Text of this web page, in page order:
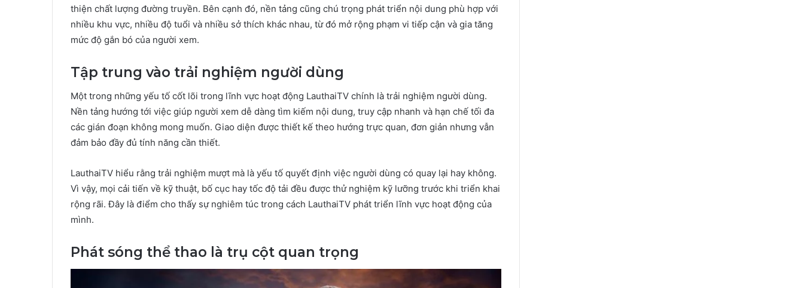
thiện chất lượng đường truyền. Bên cạnh đó, nền tảng cũng chú trọng phát triển nội dung phù hợp với
nhiều khu vực, nhiều độ tuổi và nhiều sở thích khác nhau, từ đó mở rộng phạm vi tiếp cận và gia tăng
mức độ gắn bó của người xem.
Tập trung vào trải nghiệm người dùng
Một trong những yếu tố cốt lõi trong lĩnh vực hoạt động LauthaiTV chính là trải nghiệm người dùng.
Nền tảng hướng tới việc giúp người xem dễ dàng tìm kiếm nội dung, truy cập nhanh và hạn chế tối đa
các gián đoạn không mong muốn. Giao diện được thiết kế theo hướng trực quan, đơn giản nhưng vẫn
đảm bảo đầy đủ tính năng cần thiết.
LauthaiTV hiểu rằng trải nghiệm mượt mà là yếu tố quyết định việc người dùng có quay lại hay không.
Vì vậy, mọi cải tiến về kỹ thuật, bố cục hay tốc độ tải đều được thử nghiệm kỹ lưỡng trước khi triển khai
rộng rãi. Đây là điểm cho thấy sự nghiêm túc trong cách LauthaiTV phát triển lĩnh vực hoạt động của
mình.
Phát sóng thể thao là trụ cột quan trọng